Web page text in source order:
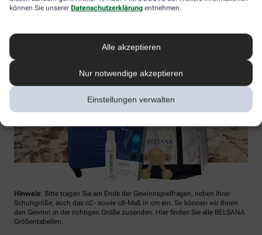
können Sie unserer Datenschutzerklärung entnehmen.
Alle akzeptieren
Nur notwendige akzeptieren
Einstellungen verwalten
Hinweis: Bitte tragen Sie am Ende der Gewinnspielfragen, neben Ihrer
Schuhgröße, auch das cC- sowie cB-Maß in cm ein. So können wir Ihnen
den Gewinn in der richtigen Größe zusenden. Hier finden Sie alle BELSANA
Größentabellen.